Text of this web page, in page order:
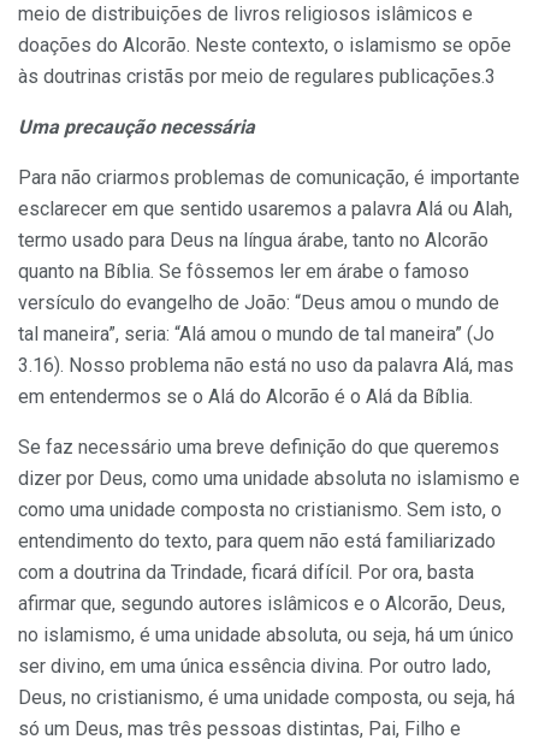
meio de distribuições de livros religiosos islâmicos e
doações do Alcorão. Neste contexto, o islamismo se opõe
às doutrinas cristãs por meio de regulares publicações.3
Uma precaução necessária
Para não criarmos problemas de comunicação, é importante
esclarecer em que sentido usaremos a palavra Alá ou Alah,
termo usado para Deus na língua árabe, tanto no Alcorão
quanto na Bíblia. Se fôssemos ler em árabe o famoso
versículo do evangelho de João: “Deus amou o mundo de
tal maneira”, seria: “Alá amou o mundo de tal maneira” (Jo
3.16). Nosso problema não está no uso da palavra Alá, mas
em entendermos se o Alá do Alcorão é o Alá da Bíblia.
Se faz necessário uma breve definição do que queremos
dizer por Deus, como uma unidade absoluta no islamismo e
como uma unidade composta no cristianismo. Sem isto, o
entendimento do texto, para quem não está familiarizado
com a doutrina da Trindade, ficará difícil. Por ora, basta
afirmar que, segundo autores islâmicos e o Alcorão, Deus,
no islamismo, é uma unidade absoluta, ou seja, há um único
ser divino, em uma única essência divina. Por outro lado,
Deus, no cristianismo, é uma unidade composta, ou seja, há
só um Deus, mas três pessoas distintas, Pai, Filho e